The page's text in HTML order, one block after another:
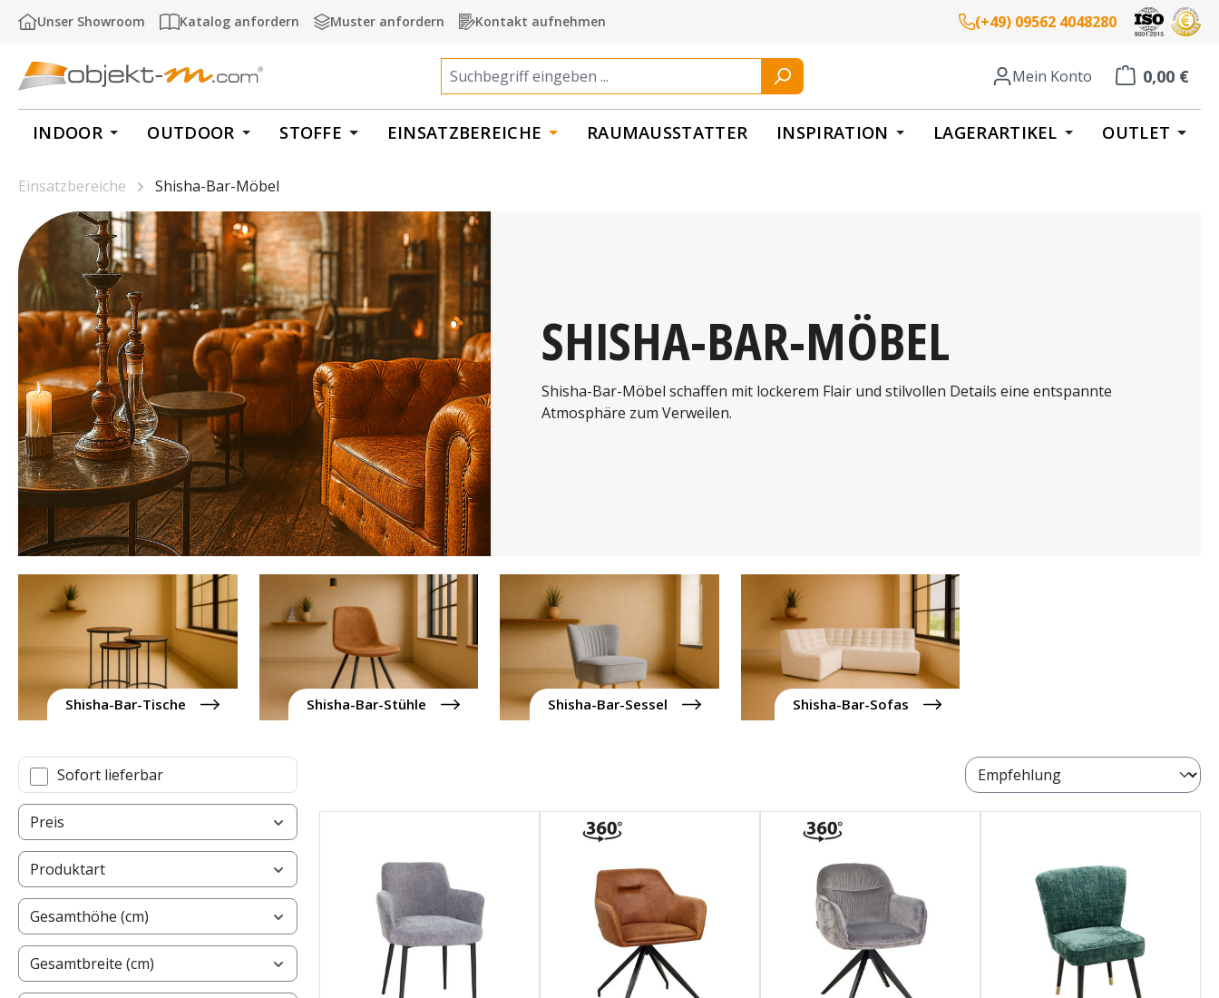
Hauptinhalt springen
Zur Suche springen
Zur Hauptnavigation springen
Unser Showroom Katalog anfordern Muster anfordern Kontakt aufnehmen (+49) 09562 4048280
Mein Konto 0,00 €
Warenkorb
INDOOR OUTDOOR STOFFE EINSATZBEREICHE RAUMAUSSTATTER INSPIRATION LAGERARTIKEL OUTLET
Einsatzbereiche Shisha-Bar-Möbel
SHISHA-BAR-MÖBEL
Shisha-Bar-Möbel schaffen mit lockerem Flair und stilvollen Details eine entspannte
Atmosphäre zum Verweilen.
Shisha-Bar-Tische Shisha-Bar-Stühle Shisha-Bar-Sessel Shisha-Bar-Sofas
Sofort lieferbar
Preis
Produktart
Gesamthöhe (cm)
Gesamtbreite (cm)